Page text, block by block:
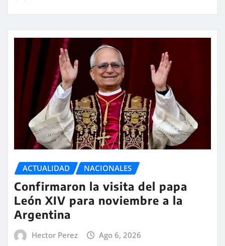
ACTUALIDAD NACIONALES
Confirmaron la visita del papa
León XIV para noviembre a la
Argentina
Hector Perez Ago 6, 2026